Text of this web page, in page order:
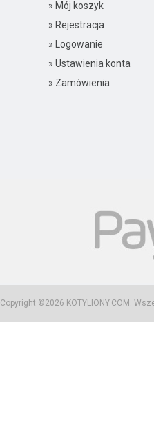
» Mój koszyk
» Rejestracja
» Logowanie
» Ustawienia konta
» Zamówienia
Copyright ©2026 KOTYLIONY.COM .